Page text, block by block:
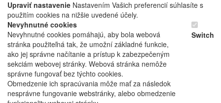
Upraviť nastavenie Nastavením Vašich preferencií súhlasíte s
použitím cookies na nižšie uvedené účely.
Nevyhnutné cookies
Nevyhnutné cookies pomáhajú, aby bola webová
stránka použiteľná tak, že umožní základné funkcie,
ako jej správne načítanie a prístup k zabezpečeným
sekciám webovej stránky. Webová stránka nemôže
správne fungovať bez týchto cookies.
Obmedzenie ich spracúvania môže mať za následok
nesprávne fungovanie webstránky, alebo obmedzenie
Switch